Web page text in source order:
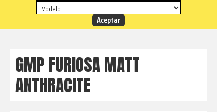
aluminio
top!
y
estilo
para
GMP FURIOSA MATT
ANTHRACITE